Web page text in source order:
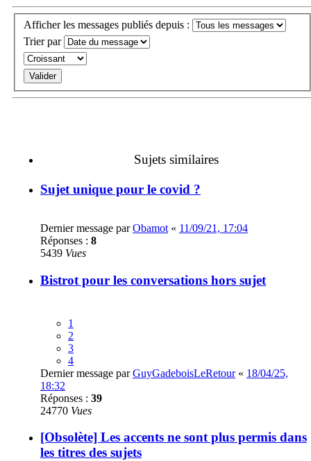
Afficher les messages publiés depuis :
Trier par
Sujets similaires
Sujet unique pour le covid ?
Dernier message parObamot « 11/09/21, 17:04
Réponses : 8
5439 Vues
Bistrot pour les conversations hors sujet
1
2
3
4
Dernier message parGuyGadeboisLeRetour« 18/04/25,
18:32
Réponses : 39
24770 Vues
[Obsolète] Les accents ne sont plus permis dans
les titres des sujets